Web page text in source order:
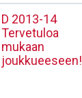
D 2013-14
Tervetuloa
mukaan
joukkueeseen!